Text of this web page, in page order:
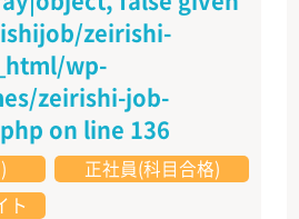
zeirishi-
wp-
zeirishi-job-
on line 136
正社員(科目合格)
ト